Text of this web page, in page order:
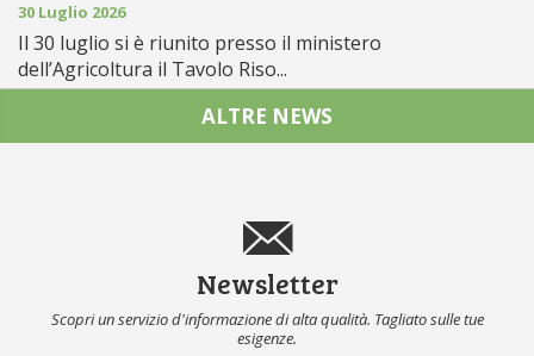
30 Luglio 2026
Il 30 luglio si è riunito presso il ministero
dell’Agricoltura il Tavolo Riso...
ALTRE NEWS
Newsletter
Scopri un servizio d'informazione di alta qualità. Tagliato sulle tue
esigenze.